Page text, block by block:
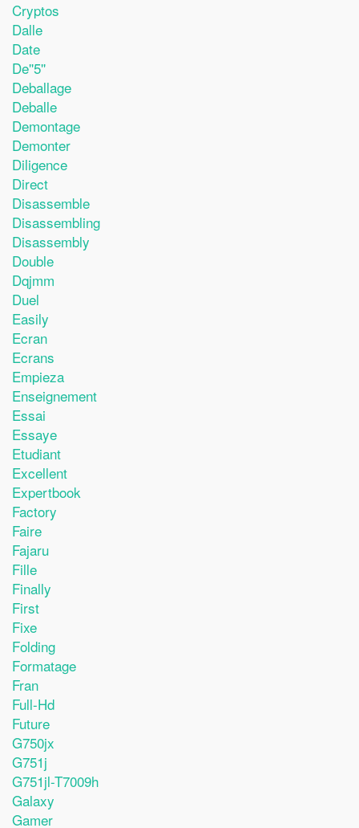
Cryptos
Dalle
Date
De''5''
Deballage
Deballe
Demontage
Demonter
Diligence
Direct
Disassemble
Disassembling
Disassembly
Double
Dqjmm
Duel
Easily
Ecran
Ecrans
Empieza
Enseignement
Essai
Essaye
Etudiant
Excellent
Expertbook
Factory
Faire
Fajaru
Fille
Finally
First
Fixe
Folding
Formatage
Fran
Full-Hd
Future
G750jx
G751j
G751jl-T7009h
Galaxy
Gamer